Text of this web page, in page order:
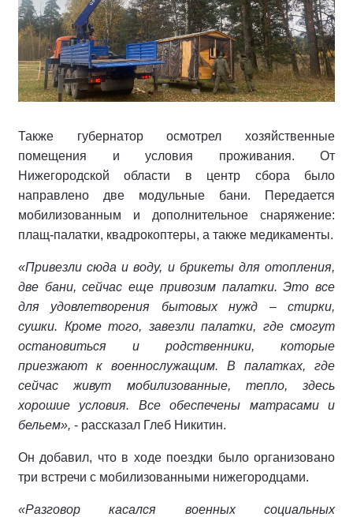
Также губернатор осмотрел хозяйственные
помещения и условия проживания. От
Нижегородской области в центр сбора было
направлено две модульные бани. Передается
мобилизованным и дополнительное снаряжение:
плащ-палатки, квадрокоптеры, а также медикаменты.
«Привезли сюда и воду, и брикеты для отопления,
две бани, сейчас еще привозим палатки. Это все
для удовлетворения бытовых нужд – стирки,
сушки. Кроме того, завезли палатки, где смогут
остановиться и родственники, которые
приезжают к военнослужащим. В палатках, где
сейчас живут мобилизованные, тепло, здесь
хорошие условия. Все обеспечены матрасами и
бельем», - рассказал Глеб Никитин.
Он добавил, что в ходе поездки было организовано
три встречи с мобилизованными нижегородцами.
«Разговор касался военных социальных